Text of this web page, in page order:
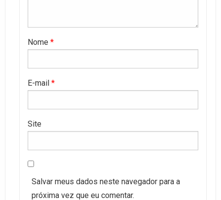
Nome *
E-mail *
Site
Salvar meus dados neste navegador para a
próxima vez que eu comentar.